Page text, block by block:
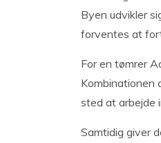
Byen udvikler
forventes at
For en tømrer
Kombinationen
sted at arbejde
Samtidig giver